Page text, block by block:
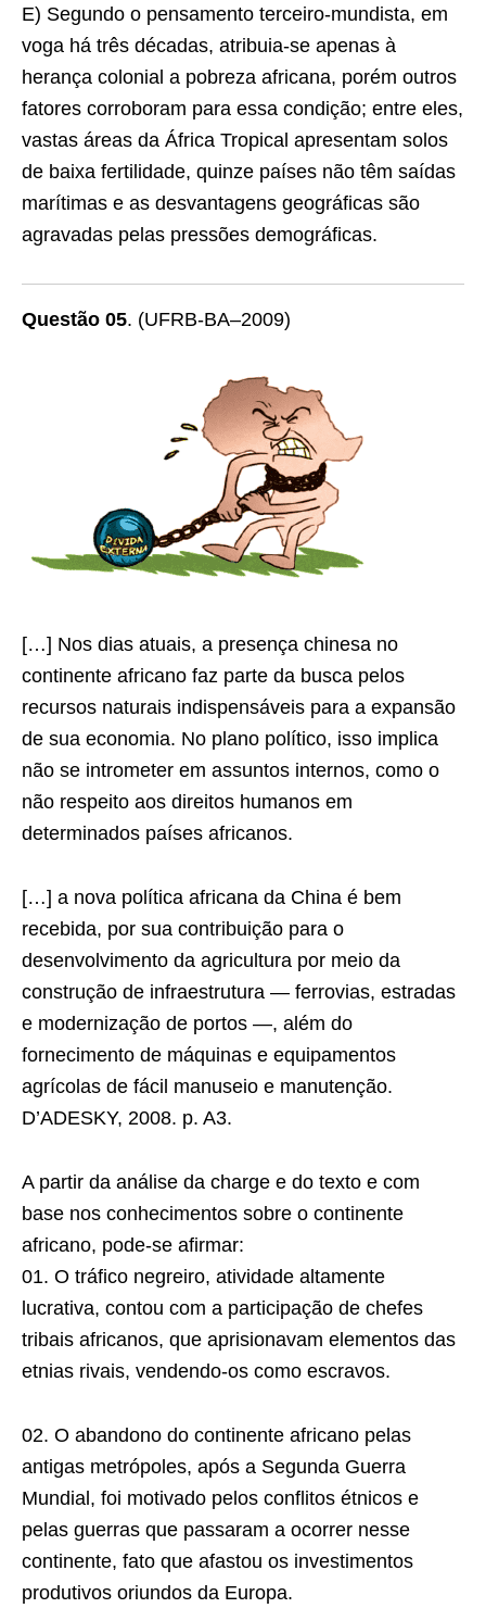
E) Segundo o pensamento terceiro-mundista, em
voga há três décadas, atribuia-se apenas à
herança colonial a pobreza africana, porém outros
fatores corroboram para essa condição; entre eles,
vastas áreas da África Tropical apresentam solos
de baixa fertilidade, quinze países não têm saídas
marítimas e as desvantagens geográficas são
agravadas pelas pressões demográficas.
Questão 05. (UFRB-BA–2009)
[…] Nos dias atuais, a presença chinesa no
continente africano faz parte da busca pelos
recursos naturais indispensáveis para a expansão
de sua economia. No plano político, isso implica
não se intrometer em assuntos internos, como o
não respeito aos direitos humanos em
determinados países africanos.
[…] a nova política africana da China é bem
recebida, por sua contribuição para o
desenvolvimento da agricultura por meio da
construção de infraestrutura — ferrovias, estradas
e modernização de portos —, além do
fornecimento de máquinas e equipamentos
agrícolas de fácil manuseio e manutenção.
D’ADESKY, 2008. p. A3.
A partir da análise da charge e do texto e com
base nos conhecimentos sobre o continente
africano, pode-se afirmar:
01. O tráfico negreiro, atividade altamente
lucrativa, contou com a participação de chefes
tribais africanos, que aprisionavam elementos das
etnias rivais, vendendo-os como escravos.
02. O abandono do continente africano pelas
antigas metrópoles, após a Segunda Guerra
Mundial, foi motivado pelos conflitos étnicos e
pelas guerras que passaram a ocorrer nesse
continente, fato que afastou os investimentos
produtivos oriundos da Europa.